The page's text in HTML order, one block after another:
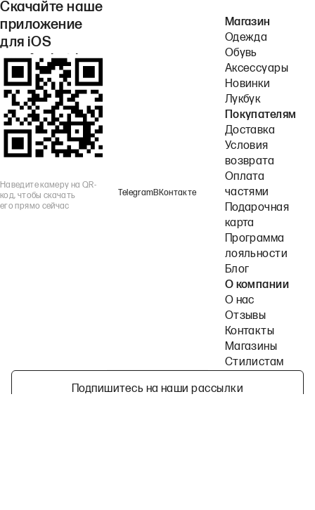
Скачайте наше
приложение
для iOS
или Android.
Наведите камеру на QR-
код, чтобы скачать
его прямо сейчас
TelegramВКонтакте
Магазин
Одежда
Обувь
Аксессуары
Новинки
Лукбук
Покупателям
Доставка
Условия
возврата
Оплата
частями
Подарочная
карта
Программа
лояльности
Блог
О компании
О нас
Отзывы
Контакты
Магазины
Стилистам
Подпишитесь на наши рассылки